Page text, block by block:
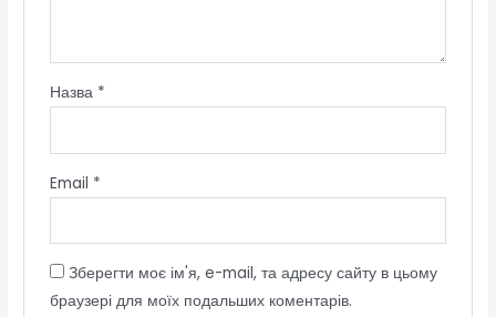
Назва *
Email *
Зберегти моє ім'я, e-mail, та адресу сайту в цьому
браузері для моїх подальших коментарів.